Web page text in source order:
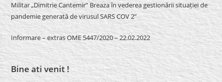
Militar „Dimitrie Cantemir” Breaza în vederea gestionării situației de
pandemie generată de virusul SARS COV 2”
Informare – extras OME 5447/2020 – 22.02.2022
Bine ati venit !